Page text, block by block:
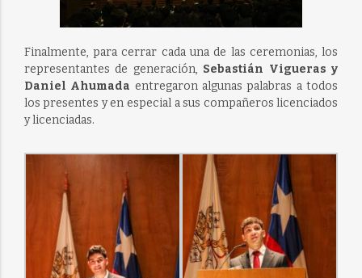
Finalmente, para cerrar cada una de las ceremonias, los
representantes de generación, Sebastián Vigueras y
Daniel Ahumada entregaron algunas palabras a todos
los presentes y en especial a sus compañeros licenciados
y licenciadas.